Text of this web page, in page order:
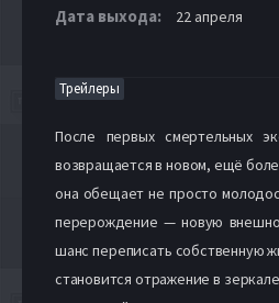
Дата выхода: 22 апреля
Трейлеры
После первых смертельных
возвращается в новом, ещё
она обещает не просто
перерождение — новую
шанс переписать собственную
становится отражение в